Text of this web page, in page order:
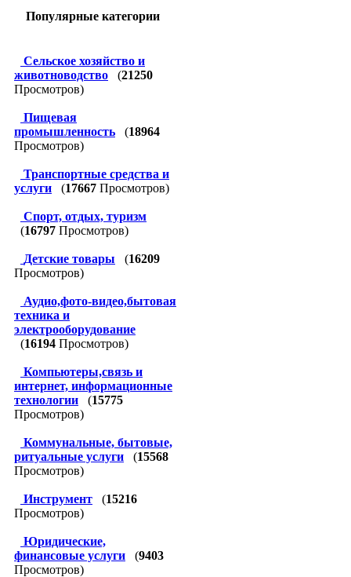
Популярные категории
Сельское хозяйство и
животноводство
(21250
Просмотров)
Пищевая
промышленность
(18964
Просмотров)
Транспортные средства и
услуги
(17667 Просмотров)
Спорт, отдых, туризм
(16797 Просмотров)
Детские товары (16209
Просмотров)
Аудио,фото-видео,бытовая
техника и
электрооборудование
(16194 Просмотров)
Компьютеры,связь и
интернет, информационные
технологии
(15775
Просмотров)
Коммунальные, бытовые,
ритуальные услуги
(15568
Просмотров)
Инструмент (15216
Просмотров)
Юридические,
финансовые услуги
(9403
Просмотров)